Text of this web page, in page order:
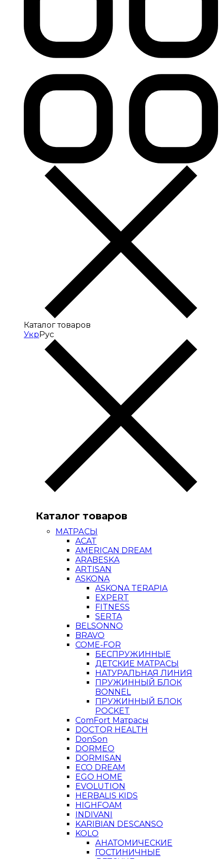
Каталог товаров
УкрРус
Каталог товаров
МАТРАСЫ
ACAT
AMERICAN DREAM
ARABESKA
ARTISAN
ASKONA
ASKONA TERAPIA
EXPERT
FITNESS
SERTA
BELSONNO
BRAVO
COME-FOR
БЕСПРУЖИННЫЕ
ДЕТСКИЕ МАТРАСЫ
НАТУРАЛЬНАЯ ЛИНИЯ
ПРУЖИННЫЙ БЛОК
BONNEL
ПРУЖИННЫЙ БЛОК
POCKET
ComFort Матрасы
DOCTOR HEALTH
DonSon
DORMEO
DORMISAN
ECO DREAM
EGO HOME
EVOLUTION
HERBALIS KIDS
HIGHFOAM
INDIVANI
KARIBIAN DESCANSO
KOLO
АНАТОМИЧЕСКИЕ
ГОСТИНИЧНЫЕ